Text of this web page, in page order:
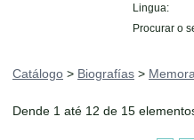
Lingua:
Procurar o
Catálogo > Biografías >
Dende 1 até 12 de 15